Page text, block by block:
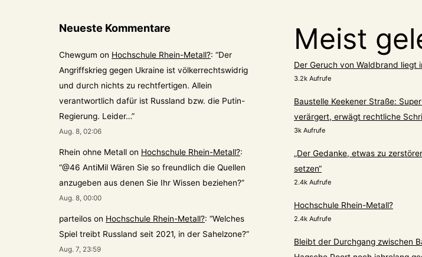
Neueste Kommentare
Chewgum on Hochschule Rhein-Metall?: “Der
Angriffskrieg gegen Ukraine ist völkerrechtswidrig
und durch nichts zu rechtfertigen. Allein
verantwortlich dafür ist Russland bzw. die Putin-
Regierung. Leider…”
Aug. 8, 02:06
Rhein ohne Metall on Hochschule Rhein-Metall?:
“@46 AntiMil Wären Sie so freundlich die Quellen
anzugeben aus denen Sie Ihr Wissen beziehen?”
Aug. 8, 00:00
parteilos on Hochschule Rhein-Metall?: “Welches
Spiel treibt Russland seit 2021, in der Sahelzone?”
Aug. 7, 23:59
Meist
Der Geruch von Waldbrand liegt
3.2k Aufrufe
Baustelle Keekener Straße:
verärgert, erwägt rechtliche
3k Aufrufe
„Der Gedanke, etwas zu
setzen“
2.4k Aufrufe
Hochschule Rhein-Metall?
2.4k Aufrufe
Bleibt der Durchgang zwischen